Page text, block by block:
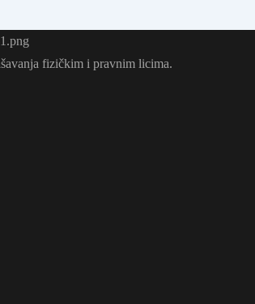
fizičkim i pravnim licima.